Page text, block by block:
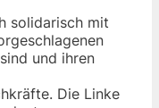
solidarisch mit
und ihren
Die Linke